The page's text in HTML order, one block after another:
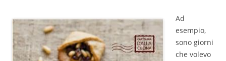
Ad
esempio,
sono giorni
che volevo